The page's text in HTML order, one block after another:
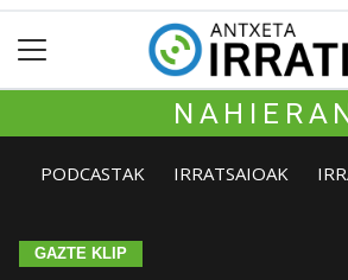
PODCASTAK IRRATSAIOAK
GAZTE KLIP